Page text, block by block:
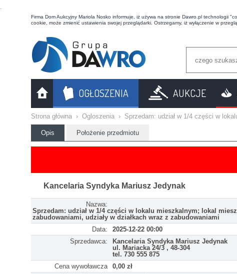
t
Firma Dom Aukcyjny Mariola Nosko informuje, iż używa na stronie Dawro.pl technologii
cookie, może zmienić ustawienia swojej przeglądarki. Ostrzegamy, iż wyłączenie w
OGŁOSZENIA AUKCJE
Strona główna › Ogloszenia › Sprzedam: udział w 1/4 części w
Opis Położenie przedmiotu
Kancelaria Syndyka Mariusz Jedynak
Nazwa:
Sprzedam: udział w 1/4 części w lokalu mieszkalnym; lokal
zabudowaniami, udziały w działkach wraz z zabudowaniami
Data:
2025-12-22 00:00
Sprzedawca:
Kancelaria Syndyka Mariusz Jedynak
ul. Mariacka 24/3 , 48-304
tel. 730 555 875
Cena wywoławcza
0,00 zł